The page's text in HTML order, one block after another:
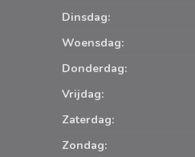
Dinsdag:
Woensdag:
Donderdag:
Vrijdag:
Zaterdag:
Zondag: